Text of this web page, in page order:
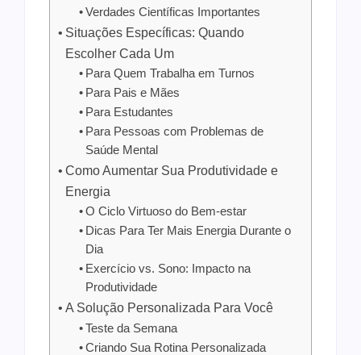
Verdades Científicas Importantes
Situações Específicas: Quando
Escolher Cada Um
Para Quem Trabalha em Turnos
Para Pais e Mães
Para Estudantes
Para Pessoas com Problemas de
Saúde Mental
Como Aumentar Sua Produtividade e
Energia
O Ciclo Virtuoso do Bem-estar
Dicas Para Ter Mais Energia Durante o
Dia
Exercício vs. Sono: Impacto na
Produtividade
A Solução Personalizada Para Você
Teste da Semana
Criando Sua Rotina Personalizada